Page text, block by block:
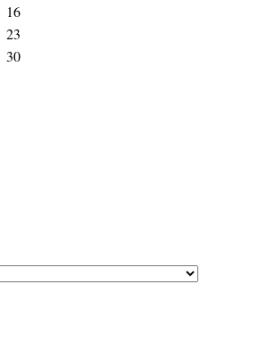
16
23
30